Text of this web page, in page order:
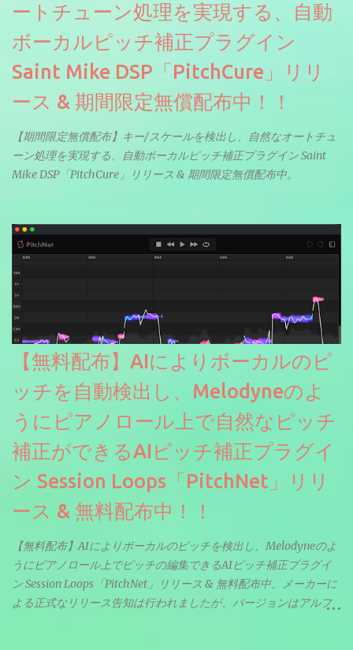
ートチューン処理を実現する、自動
ボーカルピッチ補正プラグイン
Saint Mike DSP「PitchCure」リリ
ース & 期間限定無償配布中！！
【期間限定無償配布】キー/スケールを検出し、自然なオートチュ
ーン処理を実現する、自動ボーカルピッチ補正プラグイン Saint
Mike DSP「PitchCure」リリース & 期間限定無償配布中。
【無料配布】AIによりボーカルのピ
ッチを自動検出し、Melodyneのよ
うにピアノロール上で自然なピッチ
補正ができるAIピッチ補正プラグイ
ン Session Loops「PitchNet」リリ
ース & 無料配布中！！
【無料配布】AIによりボーカルのピッチを検出し、Melodyneのよ
うにピアノロール上でピッチの編集できるAIピッチ補正プラグイ
ン Session Loops「PitchNet」リリース & 無料配布中。メーカーに
よる正式なリリース告知は行われましたが、バージョンはアルフ